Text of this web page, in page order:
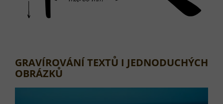
GRAVÍROVÁNÍ TEXTŮ I JEDNODUCHÝCH
OBRÁZKŮ